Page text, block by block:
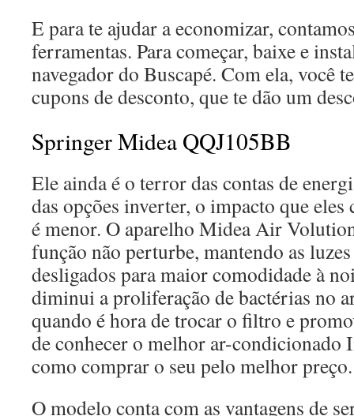
E para te ajudar a economizar,
ferramentas. Para começar, baixe e
navegador do Buscapé. Com ela, você
cupons de desconto, que te dão um
Springer Midea QQJ105BB
Ele ainda é o terror das contas de
das opções inverter, o impacto que
é menor. O aparelho Midea Air
função não perturbe, mantendo as
desligados para maior comodidade à
diminui a proliferação de bactérias no
quando é hora de trocar o filtro e
de conhecer o melhor ar-condicionado
como comprar o seu pelo melhor preço.
O modelo conta com as vantagens de